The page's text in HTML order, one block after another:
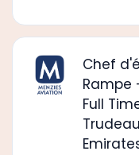
Chef
Rampe
Full